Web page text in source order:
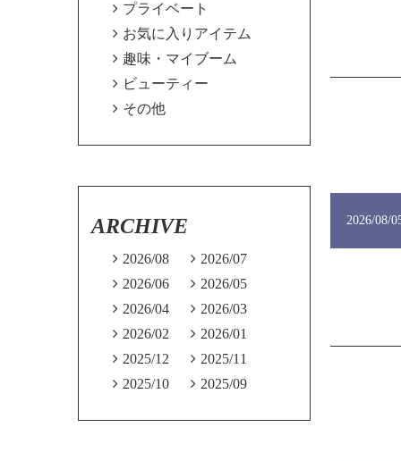
2026/08/
 プライベート
 お気に入りアイテム
 趣味・マイブーム
 ビューティー
 その他
ARCHIVE
 2026/08  2026/07
 2026/06  2026/05
 2026/04  2026/03
 2026/02  2026/01
 2025/12  2025/11
 2025/10  2025/09